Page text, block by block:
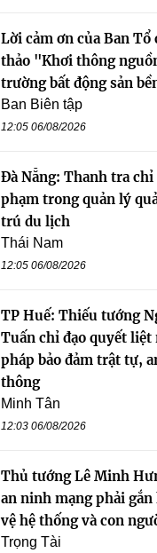
Lời cảm ơn của Ban Tổ
thảo "Khơi thông
trường bất động sản
Ban Biên tập
12:05 06/08/2026
Đà Nẵng: Thanh tra
phạm trong quản lý
trú du lịch
Thái Nam
12:05 06/08/2026
TP Huế: Thiếu tướng
Tuấn chỉ đạo quyết liệt
pháp bảo đảm trật tự,
thông
Minh Tân
12:03 06/08/2026
Thủ tướng Lê Minh
an ninh mạng phải gắn
vệ hệ thống và con
Trọng Tài